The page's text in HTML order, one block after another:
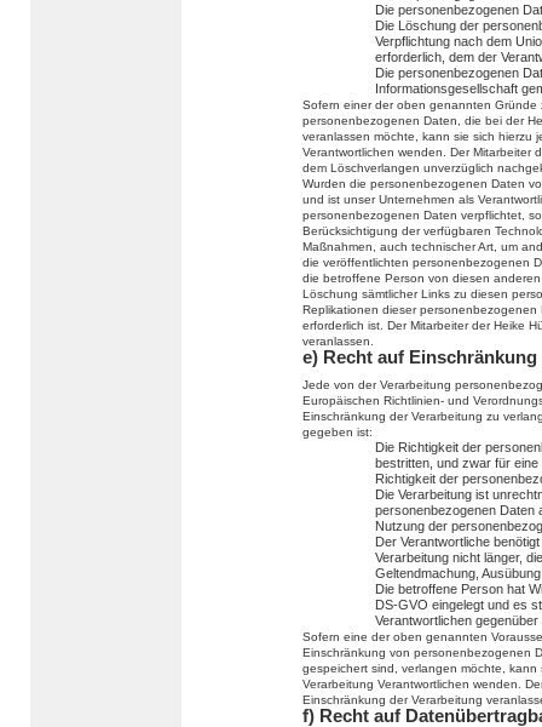
Die personenbezogenen
Die Löschung der
Verpflichtung nach dem
erforderlich, dem der
Die personenbezogenen
Informationsgesellschaft
Sofern einer der oben genannten
personenbezogenen Daten, die bei der
veranlassen möchte, kann sie sich hierzu
Verantwortlichen wenden. Der Mitarbeiter
dem Löschverlangen unverzüglich
Wurden die personenbezogenen Daten
und ist unser Unternehmen als
personenbezogenen Daten verpflichtet,
Berücksichtigung der verfügbaren
Maßnahmen, auch technischer Art, um
die veröffentlichten personenbezogenen
die betroffene Person von diesen
Löschung sämtlicher Links zu diesen
Replikationen dieser
erforderlich ist. Der Mitarbeiter der Heike
veranlassen.
e) Recht auf
Jede von der Verarbeitung
Europäischen Richtlinien- und
Einschränkung der Verarbeitung zu
gegeben ist:
Die Richtigkeit der
bestritten, und zwar für
Richtigkeit der
Die Verarbeitung ist
personenbezogenen Daten
Nutzung der
Der Verantwortliche
Verarbeitung nicht länger,
Geltendmachung,
Die betroffene Person hat
DS-GVO eingelegt und es
Verantwortlichen
Sofern eine der oben genannten
Einschränkung von personenbezogenen
gespeichert sind, verlangen möchte,
Verarbeitung Verantwortlichen wenden.
Einschränkung der Verarbeitung
f) Recht auf